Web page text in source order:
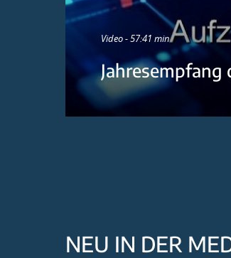
Video - 57:41 min
NEU IN DER